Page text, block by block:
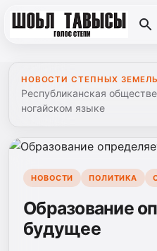
НОВОСТИ СТЕПНЫХ ЗЕМЕЛЬ
Республиканская
ногайском языке
НОВОСТИ ПОЛИТИКА
Образование
будущее